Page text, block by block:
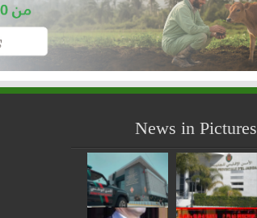
News in Pictures